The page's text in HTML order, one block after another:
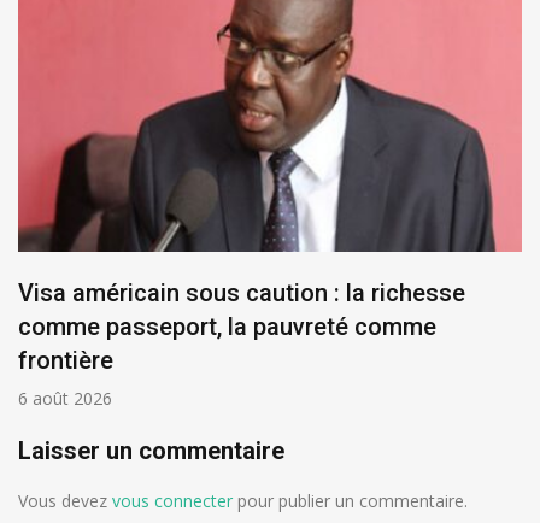
Visa américain sous caution : la richesse
comme passeport, la pauvreté comme
frontière
6 août 2026
Laisser un commentaire
Vous devez vous connecter pour publier un commentaire.